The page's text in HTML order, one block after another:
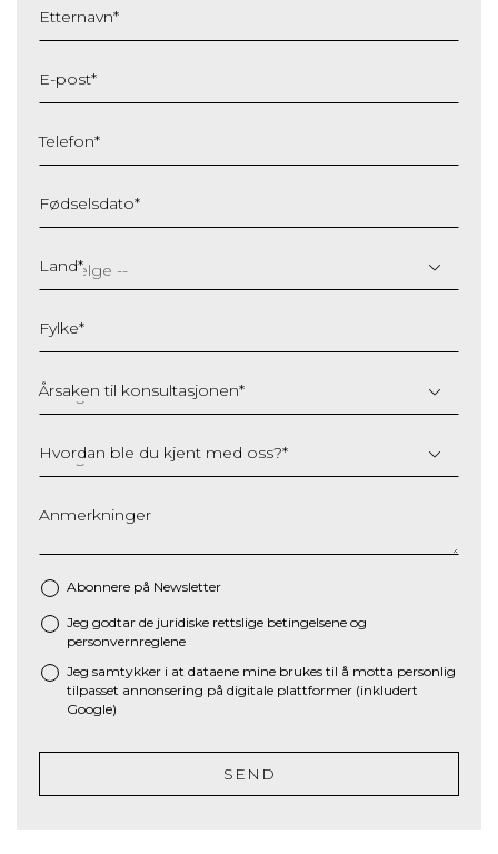
Etternavn*
E-post*
Telefon*
Fødselsdato*
slash
MM
YYYY
Land*
Fylke*
Årsaken til konsultasjonen*
Hvordan ble du kjent med oss?*
Anmerkninger
Abonnere på Newsletter
* Jeg godtar de juridiske rettslige betingelsene og
personvernreglene
Jeg samtykker i at dataene mine brukes til å motta personlig
tilpasset annonsering på digitale plattformer (inkludert
Google)
SEND